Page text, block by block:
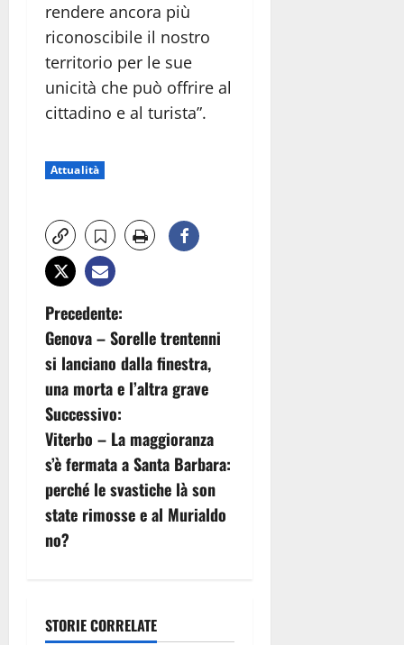
rendere ancora più
riconoscibile il nostro
territorio per le sue
unicità che può offrire al
cittadino e al turista”.
Attualità
N
a
v
i
g
a
z
o
Precedente:
Genova – Sorelle trentenni
si lanciano dalla finestra,
una morta e l’altra grave
Successivo:
Viterbo – La maggioranza
s’è fermata a Santa Barbara:
perché le svastiche là son
state rimosse e al Murialdo
no?
STORIE CORRELATE